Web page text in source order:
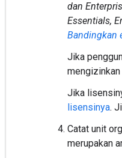
dan
Essentials,
Bandingkan
Jika
mengizinkan
Jika
lisensinya.
Catat unit
merupakan